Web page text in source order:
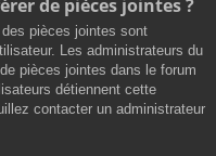
de pièces jointes ?
pièces jointes sont
Les administrateurs du
pièces jointes dans le forum
détiennent cette
contacter un administrateur